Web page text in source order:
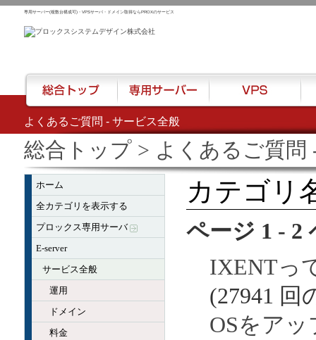
よくあるご質問 - サービス全般
専用サーバー(複数台構成可)・VPSサーバ・ドメイン取得ならPROXのサービス
総合トップ> よくあるご質問
ホーム
全カテゴリを表示する
プロックス専用サーバ
E-server
サービス全般
運用
ドメイン
料金
カテゴリ
ページ 1 - 2
IXENTっ
(27941 回
OSをア
総合トップ 専用サーバー VPS ハ